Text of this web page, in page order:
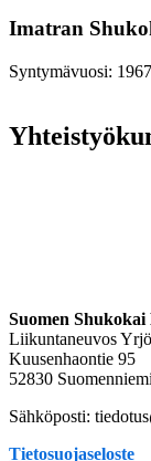
Imatran
Syntymävuosi: 1967
Suomen
Liikuntaneuvos
Kuusenhaontie 95
52830
Sähköposti:
Tietosuojaseloste